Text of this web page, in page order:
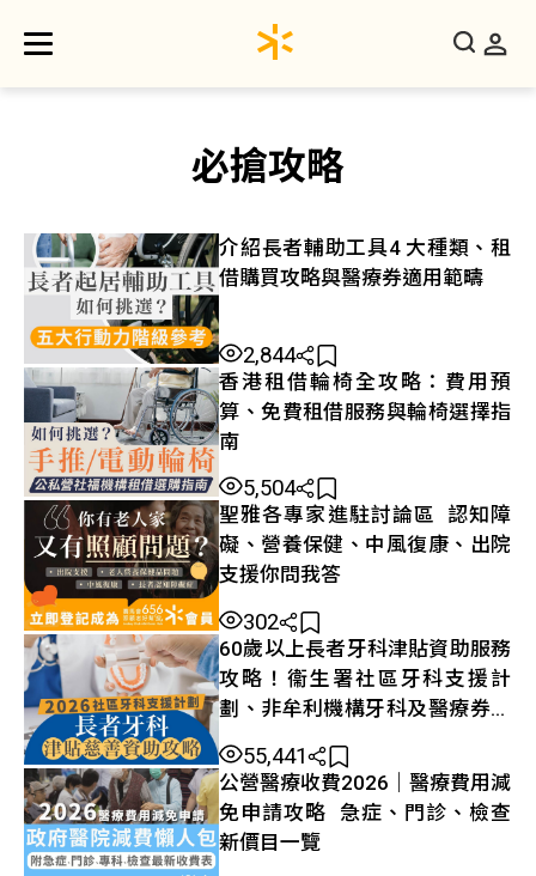
必搶攻略
介紹長者輔助工具4 大種類、租
借購買攻略與醫療券適用範疇
2,844
香港租借輪椅全攻略：費用預
算、免費租借服務與輪椅選擇指
南
5,504
聖雅各專家進駐討論區 認知障
礙、營養保健、中風復康、出院
支援你問我答
302
60歲以上長者牙科津貼資助服務
攻略！衞生署社區牙科支援計
劃、非牟利機構牙科及醫療券申
請資訊
55,441
公營醫療收費2026｜醫療費用減
免申請攻略 急症、門診、檢查
新價目一覽